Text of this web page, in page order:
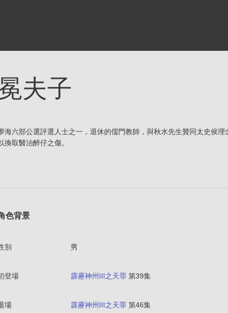
夫子
海六部公選評選人士之一，退休的儒門教師，與秋水先生贊同太史侯
換取醫治醉仔之傷。
色背景
別 男
登場 霹靂神州III之天罪第39集
場 霹靂神州III之天罪第46集